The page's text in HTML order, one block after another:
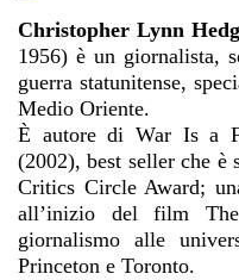
Christopher Lynn
1956) è un giornalista,
guerra statunitense,
Medio Oriente.
È autore di War Is a
(2002), best seller che
Critics Circle Award;
all’inizio del film
giornalismo alle
Princeton e Toronto.